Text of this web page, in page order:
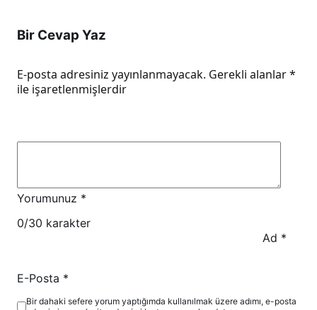
Bir Cevap Yaz
E-posta adresiniz yayınlanmayacak. Gerekli alanlar*
ile işaretlenmişlerdir
Yorumunuz *
0/30 karakter
Ad *
E-Posta *
Bir dahaki sefere yorum yaptığımda kullanılmak üzere adımı, e-posta